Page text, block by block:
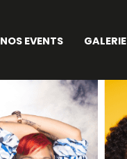
NOS EVENTS GALERIE